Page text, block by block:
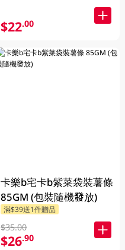
$22.00
卡樂b宅卡b紫菜袋裝薯條
85GM (包裝隨機發放)
滿$39送1件贈品
$35.00
$26.90